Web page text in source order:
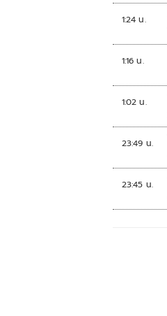
1:24 น.
1:16 น.
1:02 น.
23:49 น.
23:45 น.